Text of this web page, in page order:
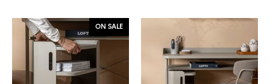
ON SALE
המחיר
המקורי
היה:
₪529.
המחיר
הנוכחי
הוא:
₪399.